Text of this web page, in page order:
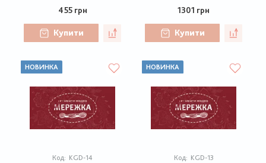
455 грн
Купити
1301 грн
Купити
НОВИНКА
Код: KGD-14
НОВИНКА
Код: KGD-13